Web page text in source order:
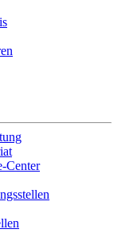
Center